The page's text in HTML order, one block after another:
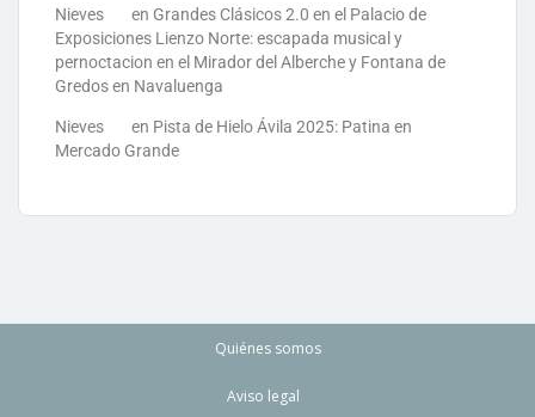
Nieves en Grandes Clásicos 2.0 en el Palacio de
Exposiciones Lienzo Norte: escapada musical y
pernoctacion en el Mirador del Alberche y Fontana de
Gredos en Navaluenga
Nieves en Pista de Hielo Ávila 2025: Patina en
Mercado Grande
Quiénes somos
Aviso legal